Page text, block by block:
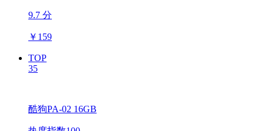
9.7 分
￥ 159
TOP
35
酷狗PA-02 16GB